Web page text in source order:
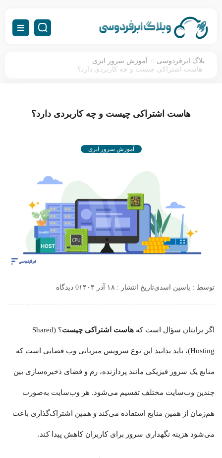
بلاگ ابرفردوسی > آموزش سرور ابری :
هاست اشتراکی چیست و چه کاربردی دارد؟
هاست اشتراکی چیست و چه کاربردی دارد؟
آموزش سرور ابری
توسط : یاسین اسدیتاریخ انتشار : ۱۸ آذر ۱۴۰۴ 0 دیدگاه
اگر برایتان سؤال است که هاست اشتراکی چیست ؟ (Shared
Hosting)، باید بدانید این نوع سرویس میزبانی وب فضایی است که
منابع یک سرور فیزیکی مانند پردازنده، رم و فضای ذخیره‌سازی بین
چندین وب‌سایت مختلف تقسیم می‌شود. هر وب‌سایت به‌صورت
هم‌زمان از همین منابع استفاده می‌کند و همین اشتراک‌گذاری باعث
می‌شود هزینه نگهداری سرور برای کاربران کاهش پیدا کند.